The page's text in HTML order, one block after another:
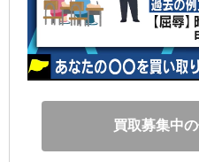
買取募集中